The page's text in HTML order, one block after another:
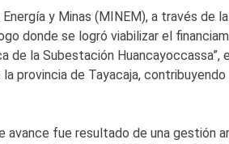
y Minas (MINEM), a través de
donde se logró viabilizar el
de la Subestación
provincia de Tayacaja,
avance fue resultado de una gestión